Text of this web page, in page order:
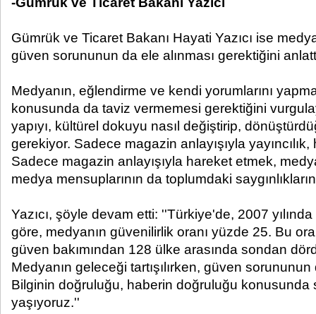
Gümrük ve Ticaret Bakanı Hayati Yazıcı ise
güven sorununun da ele alınması gerektiğini
Medyanın, eğlendirme ve kendi yorumlarını
konusunda da taviz vermemesi gerektiğini
yapıyı, kültürel dokuyu nasıl değiştirip,
gerekiyor. Sadece magazin anlayışıyla yayıncılık,
Sadece magazin anlayışıyla hareket etmek,
medya mensuplarının da toplumdaki
Yazıcı, şöyle devam etti: ''Türkiye'de, 2007
göre, medyanın güvenilirlik oranı yüzde 25. Bu
güven bakımından 128 ülke arasında sondan
Medyanın geleceği tartışılırken, güven sorununun
Bilginin doğruluğu, haberin doğruluğu konusunda
yaşıyoruz.''